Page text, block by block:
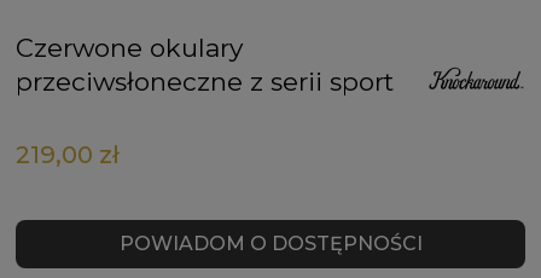
Czerwone okulary
przeciwsłoneczne z serii sport
219,00 zł
POWIADOM O DOSTĘPNOŚCI